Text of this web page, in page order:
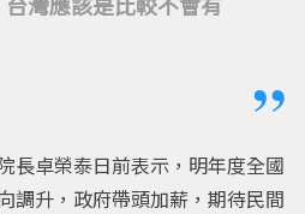
長卓榮泰日前表示，明年度全國
調升，政府帶頭加薪，期待民間